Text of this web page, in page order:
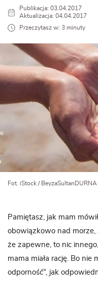
Publikacja: 03.04.2017
Aktualizacja: 04.04.2017
Przeczytasz w: 3 minuty
Fot. iStock / BeyzaSultanDURNA
Pamiętasz, jak mam
obowiązkowo nad morze,
że zapewne, to nic
mama miała rację. Bo nie
odporność”, jak